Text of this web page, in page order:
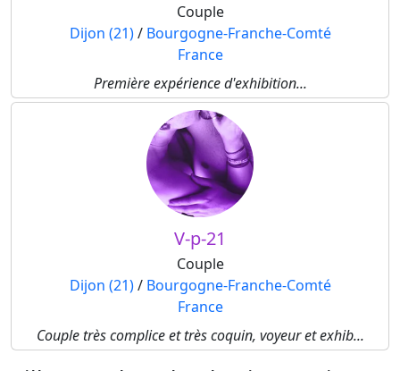
Couple
Dijon (21)/ Bourgogne-Franche-Comté
France
Première expérience d'exhibition...
V-p-21
Couple
Dijon (21)/ Bourgogne-Franche-Comté
France
Couple très complice et très coquin, voyeur et exhib...